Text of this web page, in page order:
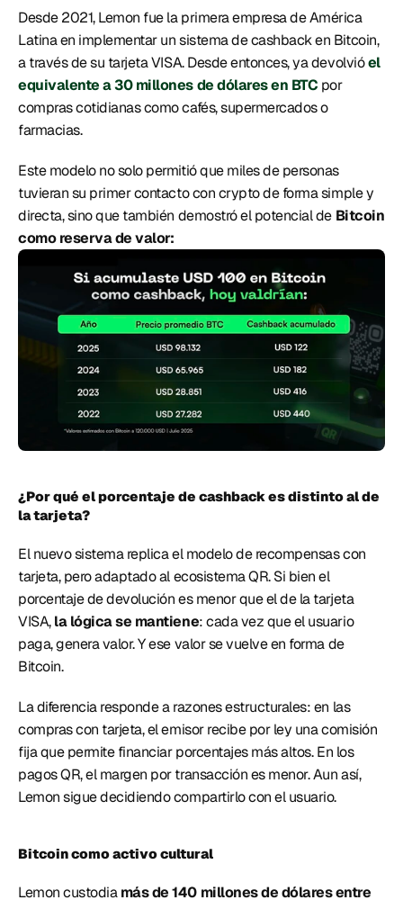
Desde 2021, Lemon fue la primera empresa de América
Latina en implementar un sistema de cashback en Bitcoin,
a través de su tarjeta VISA. Desde entonces, ya devolvió el
equivalente a 30 millones de dólares en BTC por
compras cotidianas como cafés, supermercados o
farmacias.
Este modelo no solo permitió que miles de personas
tuvieran su primer contacto con crypto de forma simple y
directa, sino que también demostró el potencial de Bitcoin
como reserva de valor:
¿Por qué el porcentaje de cashback es distinto al de
la tarjeta?
El nuevo sistema replica el modelo de recompensas con
tarjeta, pero adaptado al ecosistema QR. Si bien el
porcentaje de devolución es menor que el de la tarjeta
VISA, la lógica se mantiene: cada vez que el usuario
paga, genera valor. Y ese valor se vuelve en forma de
Bitcoin.
La diferencia responde a razones estructurales: en las
compras con tarjeta, el emisor recibe por ley una comisión
fija que permite financiar porcentajes más altos. En los
pagos QR, el margen por transacción es menor. Aun así,
Lemon sigue decidiendo compartirlo con el usuario.
Bitcoin como activo cultural
Lemon custodia más de 140 millones de dólares entre